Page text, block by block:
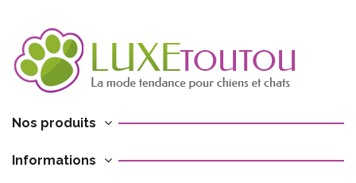
Nos produits
Informations